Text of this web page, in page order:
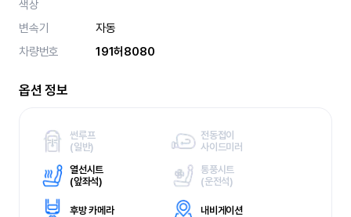
색상
변속기
자동
차량번호
191허8080
옵션 정보
썬루프
(일반)
전동접이
사이드미러
열선시트
(앞좌석)
통풍시트
(운전석)
후방 카메라 내비게이션